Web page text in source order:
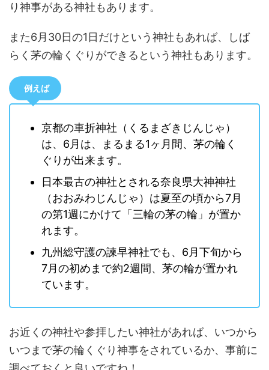
り神事がある神社もあります。
また6月30日の1日だけという神社もあれば、しば
らく茅の輪くぐりができるという神社もあります。
例えば
京都の車折神社（くるまざきじんじゃ）
は、6月は、まるまる1ヶ月間、茅の輪く
ぐりが出来ます。
日本最古の神社とされる奈良県大神神社
（おおみわじんじゃ）は夏至の頃から7月
の第1週にかけて「三輪の茅の輪」が置か
れます。
九州総守護の諫早神社でも、6月下旬から
7月の初めまで約2週間、茅の輪が置かれ
ています。
お近くの神社や参拝したい神社があれば、いつから
いつまで茅の輪くぐり神事をされているか、事前に